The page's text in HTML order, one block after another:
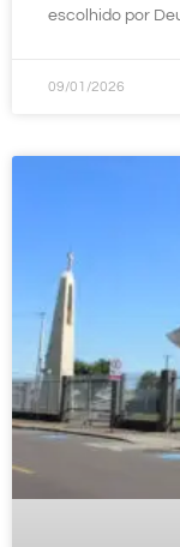
escolhido por
09/01/2026